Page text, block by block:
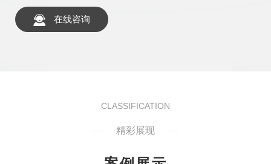
在线咨询
CLASSIFICATION
精彩展现